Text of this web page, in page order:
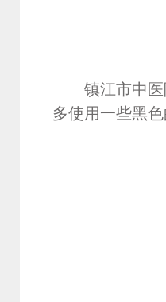
镇江市中医院
多使用一些黑